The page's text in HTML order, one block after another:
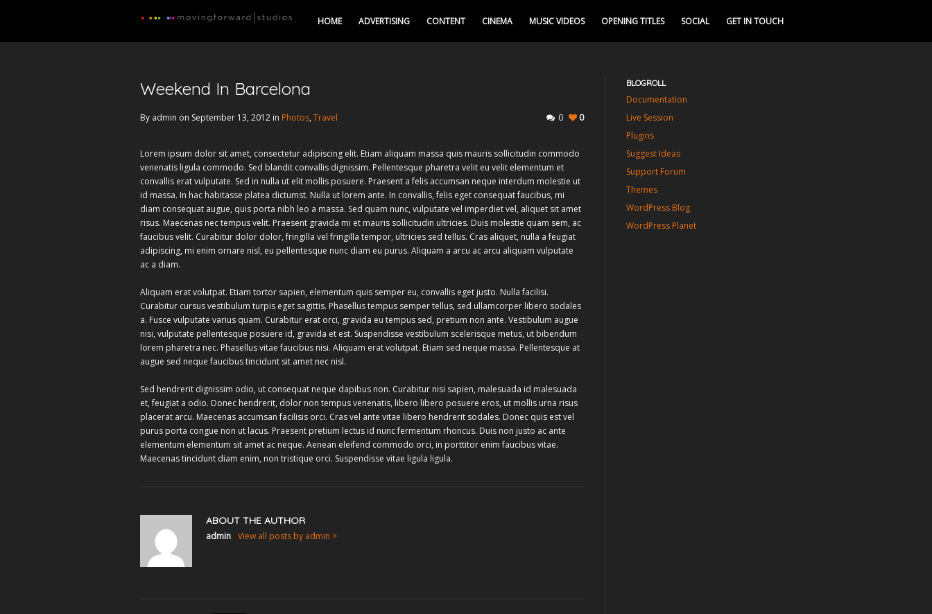
HOME ADVERTISING CONTENT CINEMA MUSIC VIDEOS OPENING TITLES SOCIAL GET IN TOUCH
Weekend In Barcelona
By admin on September 13, 2012 in Photos, Travel 0 0
Lorem ipsum dolor sit amet, consectetur adipiscing elit. Etiam aliquam massa quis mauris sollicitudin commodo
venenatis ligula commodo. Sed blandit convallis dignissim. Pellentesque pharetra velit eu velit elementum et
convallis erat vulputate. Sed in nulla ut elit mollis posuere. Praesent a felis accumsan neque interdum molestie ut
id massa. In hac habitasse platea dictumst. Nulla ut lorem ante. In convallis, felis eget consequat faucibus, mi
diam consequat augue, quis porta nibh leo a massa. Sed quam nunc, vulputate vel imperdiet vel, aliquet sit amet
risus. Maecenas nec tempus velit. Praesent gravida mi et mauris sollicitudin ultricies. Duis molestie quam sem, ac
faucibus velit. Curabitur dolor dolor, fringilla vel fringilla tempor, ultricies sed tellus. Cras aliquet, nulla a feugiat
adipiscing, mi enim ornare nisl, eu pellentesque nunc diam eu purus. Aliquam a arcu ac arcu aliquam vulputate
ac a diam.
Aliquam erat volutpat. Etiam tortor sapien, elementum quis semper eu, convallis eget justo. Nulla facilisi.
Curabitur cursus vestibulum turpis eget sagittis. Phasellus tempus semper tellus, sed ullamcorper libero sodales
a. Fusce vulputate varius quam. Curabitur erat orci, gravida eu tempus sed, pretium non ante. Vestibulum augue
nisi, vulputate pellentesque posuere id, gravida et est. Suspendisse vestibulum scelerisque metus, ut bibendum
lorem pharetra nec. Phasellus vitae faucibus nisi. Aliquam erat volutpat. Etiam sed neque massa. Pellentesque at
augue sed neque faucibus tincidunt sit amet nec nisl.
Sed hendrerit dignissim odio, ut consequat neque dapibus non. Curabitur nisi sapien, malesuada id malesuada
et, feugiat a odio. Donec hendrerit, dolor non tempus venenatis, libero libero posuere eros, ut mollis urna risus
placerat arcu. Maecenas accumsan facilisis orci. Cras vel ante vitae libero hendrerit sodales. Donec quis est vel
purus porta congue non ut lacus. Praesent pretium lectus id nunc fermentum rhoncus. Duis non justo ac ante
elementum elementum sit amet ac neque. Aenean eleifend commodo orci, in porttitor enim faucibus vitae.
Maecenas tincidunt diam enim, non tristique orci. Suspendisse vitae ligula ligula.
ABOUT THE AUTHOR
admin View all posts by admin >
BLOGROLL
Documentation
Live Session
Plugins
Suggest Ideas
Support Forum
Themes
WordPress Blog
WordPress Planet